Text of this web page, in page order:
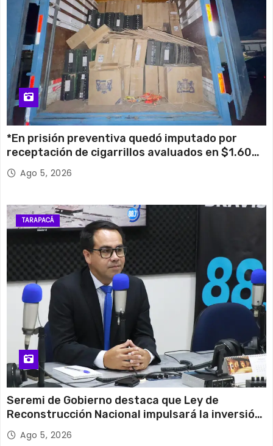
*En prisión preventiva quedó imputado por
receptación de cigarrillos avaluados en $1.600
millones*
Ago 5, 2026
TARAPACÁ
Seremi de Gobierno destaca que Ley de
Reconstrucción Nacional impulsará la inversión
y el empleo en Tarapacá
Ago 5, 2026